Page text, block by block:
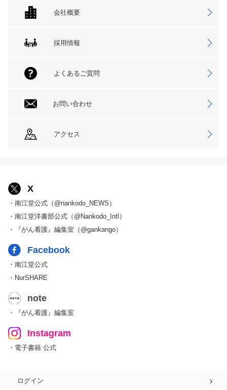
会社概要
採用情報
よくあるご質問
お問い合わせ
アクセス
X
・南江堂公式（@nankodo_NEWS）
・南江堂洋書部公式（@Nankodo_Intl）
・『がん看護』編集室（@gankango）
Facebook
・南江堂公式
・NurSHARE
note
・『がん看護』編集室
Instagram
・電子書籍 公式
ログイン